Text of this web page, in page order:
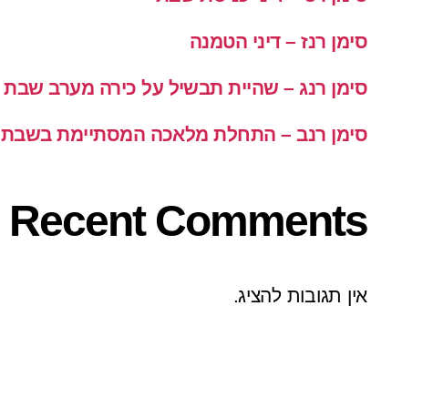
סימן רנז – דיני הטמנה
סימן רנג – שהיית תבשיל על כירה מערב שבת
סימן רנב – התחלת מלאכה המסתיימת בשבת
Recent Comments
אין תגובות להציג.